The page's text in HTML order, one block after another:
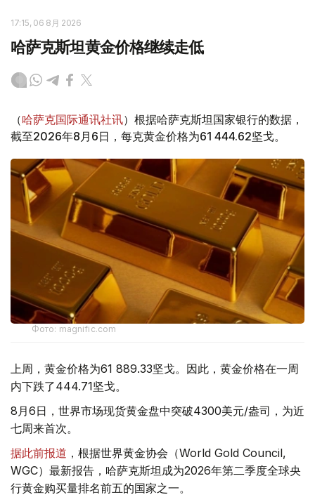
17:15, 06 8月 2026
哈萨克斯坦黄金价格继续走低
（哈萨克国际通讯社讯）根据哈萨克斯坦国家银行的数据，
截至2026年8月6日，每克黄金价格为61 444.62坚戈。
Фото: magnific.com
上周，黄金价格为61 889.33坚戈。因此，黄金价格在一周
内下跌了444.71坚戈。
8月6日，世界市场现货黄金盘中突破4300美元/盎司，为近
七周来首次。
据此前报道 ，根据世界黄金协会（World Gold Council,
WGC）最新报告，哈萨克斯坦成为2026年第二季度全球央
行黄金购买量排名前五的国家之一。